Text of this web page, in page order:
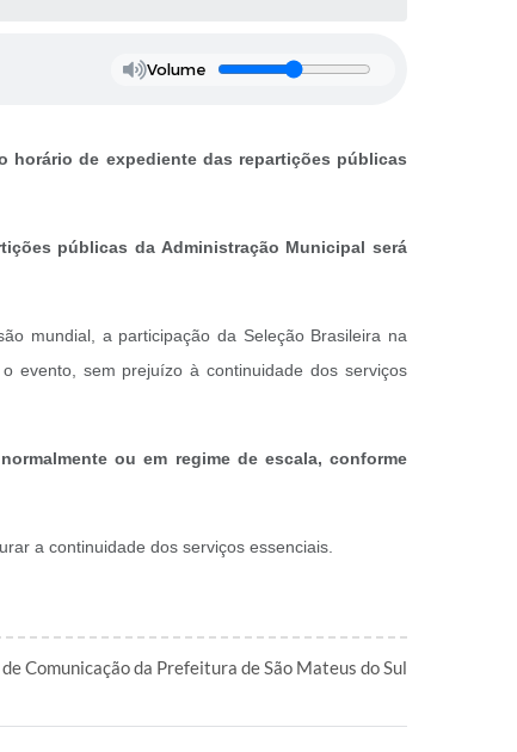
Volume
horário de expediente das repartições públicas
públicas da Administração Municipal será
mundial, a participação da Seleção Brasileira na
evento, sem prejuízo à continuidade dos serviços
ou em regime de escala, conforme
a continuidade dos serviços essenciais.
Comunicação da Prefeitura de São Mateus do Sul